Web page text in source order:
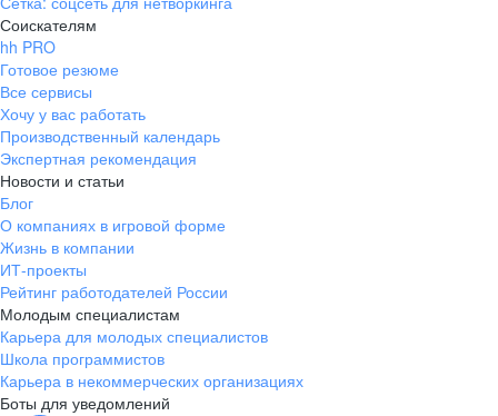
Соискателям
hh PRO
Готовое резюме
Все сервисы
Хочу у вас работать
Производственный календарь
Экспертная рекомендация
Новости и статьи
Блог
О компаниях в игровой форме
Жизнь в компании
ИТ-проекты
Рейтинг работодателей России
Молодым специалистам
Карьера для молодых специалистов
Школа программистов
Карьера в некоммерческих организациях
Боты для уведомлений